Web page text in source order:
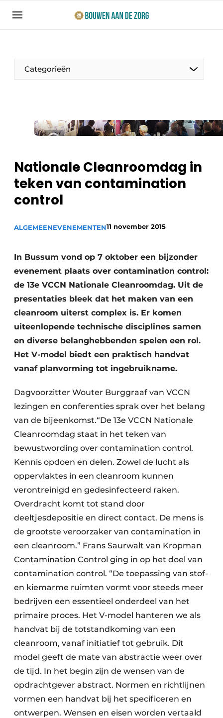
Aanmelden
Bedrijven
Bouwen aan de Zorg | Vakblad over bouw en
Direct contact
Jaarboek
Meest gelezen
Podcasts
Vacature aanmelden
Vacatures
Video’s
Categorieën
Productinformatie
Ziekenhuizen
Privéklinieken
Laboratoria
Nationale Cleanroomdag in
teken van contamination
control
ALGEMEENEVENEMENTEN11 november 2015
In Bussum vond op 7 oktober een bijzonder
evenement plaats over contamination control:
de 13e VCCN Nationale Cleanroomdag. Uit de
presentaties bleek dat het maken van een
cleanroom uiterst complex is. Er komen
uiteenlopende technische disciplines samen
en diverse belanghebbenden spelen een rol.
Het V-model biedt een praktisch handvat
vanaf planvorming tot ingebruikname.
Dagvoorzitter Wouter Burggraaf van VCCN
lezingen en conferenties sprak over het belang
van de bijeenkomst.“De 13e VCCN Nationale
Cleanroomdag staat in het teken van
bewustwording over contamination control.
Kennis opdoen en delen. Zowel de lucht als
oppervlaktes in een cleanroom kunnen
verontreinigd en gedesinfecteerd raken.
Overdracht komt tot stand door
deeltjesdepositie en direct contact. De mens is
de grootste veroorzaker van contamination in
een cleanroom.” Frans Saurwalt van Kropman
Contamination Control ging in op het doel van
contamination control. “De toepassing van stof-
en kiemarme ruimten vormt voor steeds meer
bedrijven een essentieel onderdeel van het
primaire proces. Het V-model hanteren we als
handvat bij de totstandkoming van een
cleanroom, vanaf initiatief tot gebruik. Dit
model geeft de mate van abstractie weer over
de tijd. In het begin zijn de wensen van de
opdrachtgever abstract. Normen en richtlijnen
vormen een handvat bij het specificeren en
ontwerpen. Wensen en eisen worden vertaald